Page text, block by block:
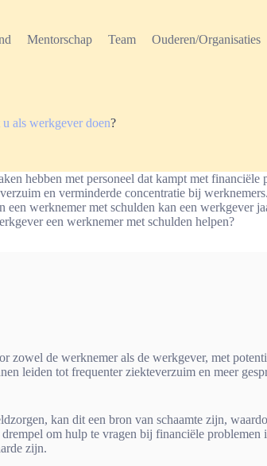
Mentorschap Team Ouderen/Organisaties
als werkgever doen?
hebben met personeel dat kampt met financiële
en verminderde concentratie bij
een werknemer met schulden kan een werkgever
een werknemer met schulden helpen?
zowel de werknemer als de werkgever, met
leiden tot frequenter ziekteverzuim en meer
kan dit een bron van schaamte zijn,
om hulp te vragen bij financiële problemen
zijn.